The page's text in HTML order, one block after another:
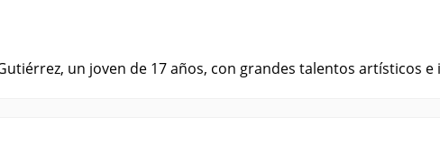
un joven de 17 años, con grandes talentos artísticos